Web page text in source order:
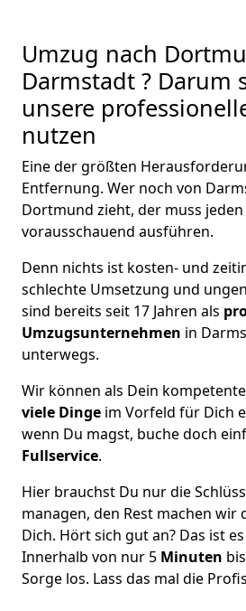
Umzug nach
Darmstadt ? Darum
unsere
nutzen
Eine der größten
Entfernung. Wer noch von
Dortmund zieht, der muss
vorausschauend ausführen.
Denn nichts ist kosten- und
schlechte Umsetzung und
sind bereits seit 17 Jahren als
Umzugsunternehmen in
unterwegs.
Wir können als Dein
viele Dinge im Vorfeld für Dich
wenn Du magst, buche doch
Fullservice.
Hier brauchst Du nur die
managen, den Rest machen wir
Dich. Hört sich gut an? Das ist
Innerhalb von nur 5 Minuten
Sorge los. Lass das mal die